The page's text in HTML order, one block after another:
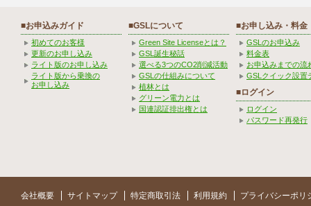
■お申込みガイド
初めてのお客様
更新のお申し込み
ライト版のお申し込み
ライト版から乗換の
お申し込み
■GSLについて
Green Site Licenseとは？
GSL誕生秘話
選べる3つのCO2削減活動
GSLの仕組みについて
植林とは
グリーン電力とは
国連認証排出権とは
■お申し込み・料金
GSLのお申込み
料金表
お申込みまでの流
GSLクイック設置
■ログイン
ログイン
パスワード再発行
会社概要 サイトマップ 特定商取引法 利用規約 プライバシーポリ